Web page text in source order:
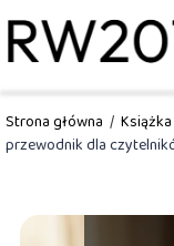
Strona główna / Książka
przewodnik dla